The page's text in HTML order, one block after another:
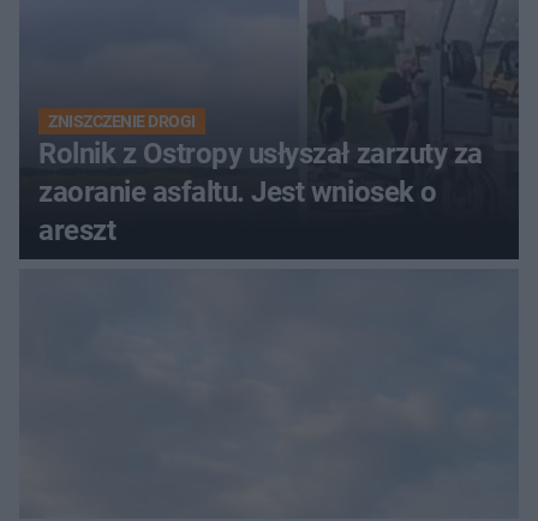
ZNISZCZENIE DROGI
Rolnik z Ostropy usłyszał zarzuty za
zaoranie asfaltu. Jest wniosek o
areszt